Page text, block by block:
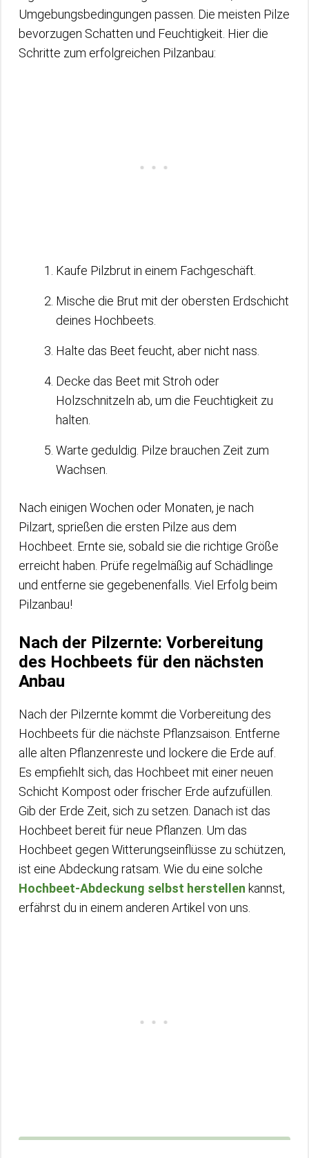
Umgebungsbedingungen passen. Die meisten Pilze
bevorzugen Schatten und Feuchtigkeit. Hier die
Schritte zum erfolgreichen Pilzanbau:
Kaufe Pilzbrut in einem Fachgeschäft.
Mische die Brut mit der obersten Erdschicht
deines Hochbeets.
Halte das Beet feucht, aber nicht nass.
Decke das Beet mit Stroh oder
Holzschnitzeln ab, um die Feuchtigkeit zu
halten.
Warte geduldig. Pilze brauchen Zeit zum
Wachsen.
Nach einigen Wochen oder Monaten, je nach
Pilzart, sprießen die ersten Pilze aus dem
Hochbeet. Ernte sie, sobald sie die richtige Größe
erreicht haben. Prüfe regelmäßig auf Schädlinge
und entferne sie gegebenenfalls. Viel Erfolg beim
Pilzanbau!
Nach der Pilzernte: Vorbereitung
des Hochbeets für den nächsten
Anbau
Nach der Pilzernte kommt die Vorbereitung des
Hochbeets für die nächste Pflanzsaison. Entferne
alle alten Pflanzenreste und lockere die Erde auf.
Es empfiehlt sich, das Hochbeet mit einer neuen
Schicht Kompost oder frischer Erde aufzufüllen.
Gib der Erde Zeit, sich zu setzen. Danach ist das
Hochbeet bereit für neue Pflanzen. Um das
Hochbeet gegen Witterungseinflüsse zu schützen,
ist eine Abdeckung ratsam. Wie du eine solche
Hochbeet-Abdeckung selbst herstellen kannst,
erfährst du in einem anderen Artikel von uns.